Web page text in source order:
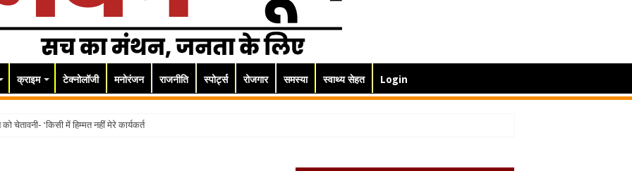
क्राइम टेक्नोलॉजी मनोरंजन राजनीति स्पोर्ट्स रोजगार समस्या स्वाथ्य सेहत Login